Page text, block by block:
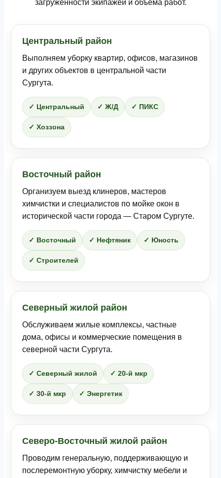
загруженности экипажей и объёма работ.
Центральный район
Выполняем уборку квартир, офисов, магазинов
и других объектов в центральной части
Сургута.
✓ Центральный ✓ Ж/Д ✓ ПИКС
✓ Хоззона
Восточный район
Организуем выезд клинеров, мастеров
химчистки и специалистов по мойке окон в
исторической части города — Старом Сургуте.
✓ Восточный ✓ Нефтяник ✓ Юность
✓ Строителей
Северный жилой район
Обслуживаем жилые комплексы, частные
дома, офисы и коммерческие помещения в
северной части Сургута.
✓ Северный жилой ✓ 20-й мкр
✓ 30-й мкр ✓ Энергетик
Северо-Восточный жилой район
Проводим генеральную, поддерживающую и
послеремонтную уборку, химчистку мебели и